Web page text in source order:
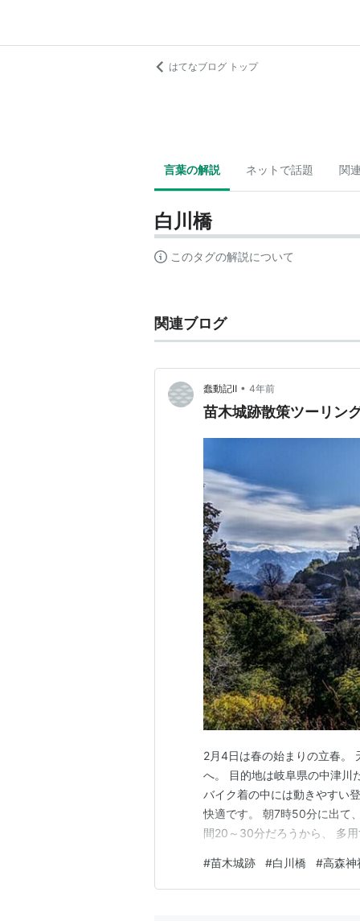
はてなブログ トップ
言葉の解説 ネットで話題 関
白川橋
このタグの解説について
関連ブログ
蠢動記Ⅱ • 4年前
苗木城跡散策ツーリン
2月4日は春の始まりの立春。
へ。 目的地は岐阜県の中津川
バイク着の中には動きやすい
快適です。 朝7時50分に出て
間20～30分だろうから、 多
は凍っていた。 まあ今日は転
結地帯でもバイクを起こせる
#苗木城跡 #白川橋 #高森神